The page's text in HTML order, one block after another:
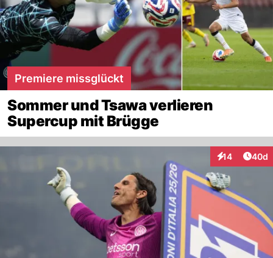
Premiere missglückt
Sommer und Tsawa verlieren
Supercup mit Brügge
14
Interaktionen
40d